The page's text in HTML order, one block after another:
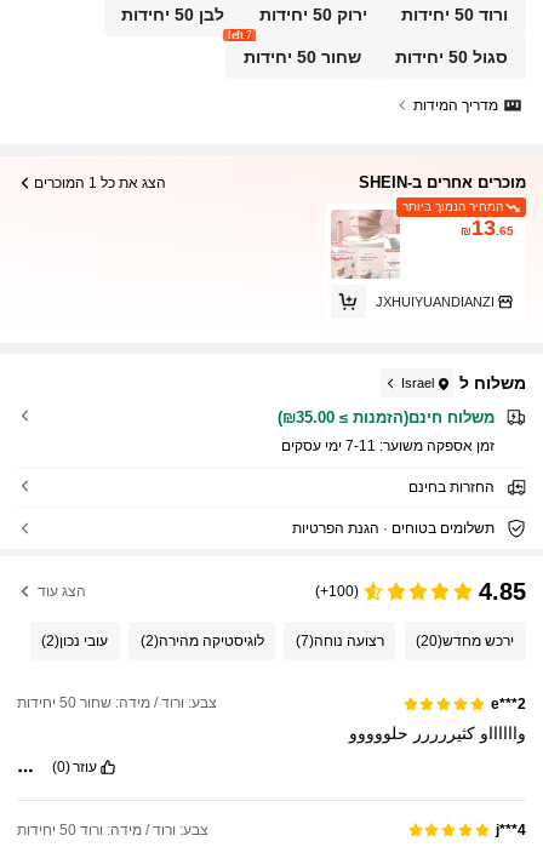
ופנתי.
ורוד 50 יחידות ירוק 50 יחידות לבן 50 יחידות
סגול 50 יחידות שחור 50 יחידות
7 left
מדריך המידות
מוכרים אחרים ב-SHEIN הצג את כל 1 המוכרים
המחיר הנמוך ביותר
₪13 .65
JXHUIYUANDIANZI
משלוח ל Israel
משלוח חינם(הזמנות ≥ ₪35.00)
זמן אספקה ​​משוער: 7-11 ימי עסקים
החזרות בחינם
תשלומים בטוחים · הגנת הפרטיות
4.85
(100+) הצג עוד
ירכש מחדש(20) רצועה נוחה(7) לוגיסטיקה מהירה(2) עובי נכון(2)
e***2 צבע: ורוד / מידה: שחור 50 יחידות
وااااااوكثيررررر حلووووو
עוזר(0)
j***4 צבע: ורוד / מידה: ורוד 50 יחידות